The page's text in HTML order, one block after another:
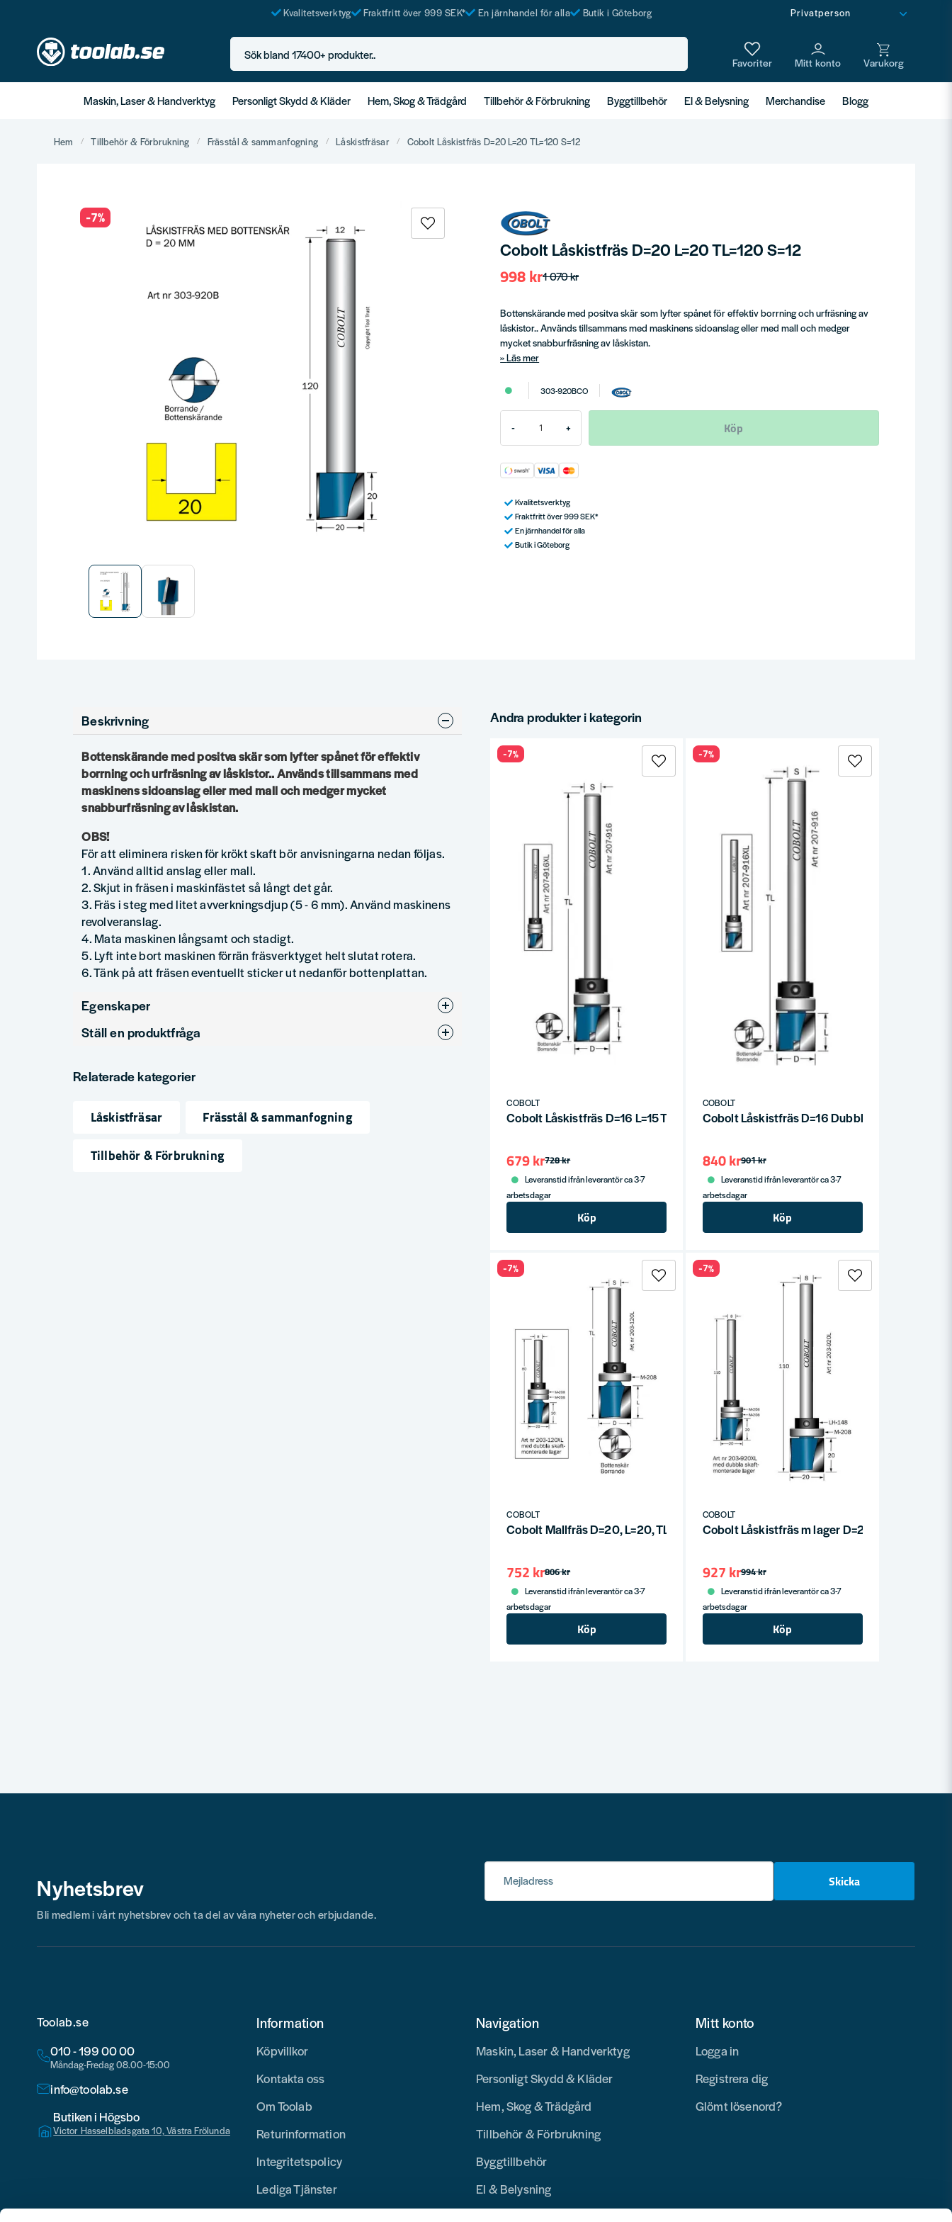
Kvalitetsverktyg Fraktfritt över 999 SEK* En järnhandel för alla Butik i Göteborg
Sök bland 17400+ produkter..
Maskin, Laser & Handverktyg Personligt Skydd & Kläder Hem, Skog & Trädgård Tillbehör & Förbrukning Byggtillbehör El & Belysning Merchandise Blogg
Hem Tillbehör & Förbrukning Frässtål & sammanfogning Låskistfräsar Cobolt Låskistfräs D=20 L=20 TL=120 S=12
-7%
Cobolt Låskistfräs D=20 L=20 TL=120 S=12
1 070 kr
998 kr
Bottenskärande med positva skär som lyfter spånet för effektiv borrning och urfräsning av
låskistor.. Används tillsammans med maskinens sidoanslag eller med mall och medger
mycket snabburfräsning av låskistan.
Läs mer
303-920BCO
- + Köp
Kvalitetsverktyg
Fraktfritt över 999 SEK*
En järnhandel för alla
Butik i Göteborg
Beskrivning
Bottenskärande med positva skär som lyfter spånet för effektiv
borrning och urfräsning av låskistor.. Används tillsammans med
maskinens sidoanslag eller med mall och medger mycket
snabburfräsning av låskistan.
OBS!
För att eliminera risken för krökt skaft bör anvisningarna nedan följas.
1. Använd alltid anslag eller mall.
2. Skjut in fräsen i maskinfästet så långt det går.
3. Fräs i steg med litet avverkningsdjup (5 - 6 mm). Använd maskinens
revolveranslag.
4. Mata maskinen långsamt och stadigt.
5. Lyft inte bort maskinen förrän fräsverktyget helt slutat rotera.
6. Tänk på att fräsen eventuellt sticker ut nedanför bottenplattan.
Egenskaper
Produkttyp
Ställ en produktfråga
Fråga oss något om denna produkten...
Relaterade kategorier
Låskistfräsar
Frässtål & sammanfogning
Tillbehör & Förbrukning
Andra produkter i kategorin
COBOLT
Cobolt Låskistfräs D=16 L=15 TL=110
728 kr
679 kr
Leveranstid ifrån leverantör ca 3-7
arbetsdagar
Köp
-7%
COBOLT
Cobolt Låskistfräs D=16 Dubbla lager
901 kr
840 kr
Leveranstid ifrån leverantör ca 3-7
arbetsdagar
Köp
-7%
COBOLT
Cobolt Mallfräs D=20, L=20, TL=80
806 kr
752 kr
Leveranstid ifrån leverantör ca 3-7
arbetsdagar
Köp
-7%
COBOLT
Cobolt Låskistfräs m lager D=20 TL=110
994 kr
927 kr
Leveranstid ifrån leverantör ca 3-7
arbetsdagar
Köp
-7%
Nyhetsbrev Mejladress Skicka
Bli medlem i vårt nyhetsbrev och ta del av våra nyheter och erbjudande.
Toolab.se
010 - 199 00 00
Måndag-Fredag 08.00-15:00
info@toolab.se
Butiken i Högsbo
Victor Hasselbladsgata 10, Västra Frölunda
Information
Köpvillkor
Kontakta oss
Om Toolab
Returinformation
Integritetspolicy
Lediga Tjänster
Navigation
Maskin, Laser & Handverktyg
Personligt Skydd & Kläder
Hem, Skog & Trädgård
Tillbehör & Förbrukning
Byggtillbehör
El & Belysning
Mitt konto
Logga in
Registrera dig
Glömt lösenord?